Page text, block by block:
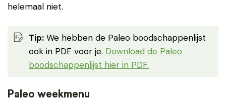
helemaal niet.
Tip: We hebben de Paleo boodschappenlijst
ook in PDF voor je. Download de Paleo
boodschappenlijst hier in PDF.
Paleo weekmenu